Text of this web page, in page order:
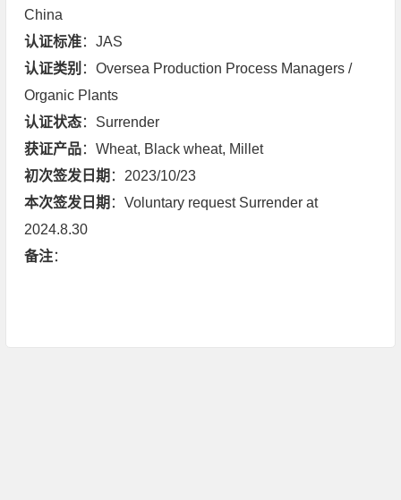
China
认证标准：JAS
认证类别 ：Oversea Production Process Managers /
Organic Plants
认证状态：Surrender
获证产品：Wheat, Black wheat, Millet
初次签发日期 ：2023/10/23
本次签发日期 ：Voluntary request Surrender at
2024.8.30
备注：